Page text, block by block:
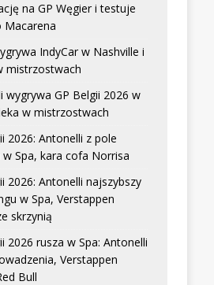
na GP Węgier i testuje
Macarena
IndyCar w Nashville i
mistrzostwach
wygrywa GP Belgii 2026 w
w mistrzostwach
2026: Antonelli z pole
Spa, kara cofa Norrisa
2026: Antonelli najszybszy
w Spa, Verstappen
skrzynią
2026 rusza w Spa: Antonelli
Verstappen
Bull